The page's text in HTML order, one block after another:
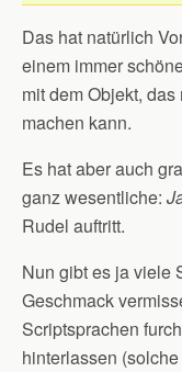
Das hat natürlich
einem immer
mit dem Objekt,
machen kann.
Es hat aber auch
ganz wesentliche:
Rudel auftritt.
Nun gibt es ja viele
Geschmack
Scriptsprachen
hinterlassen